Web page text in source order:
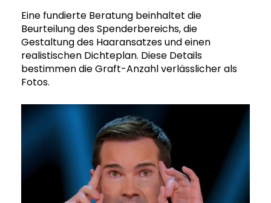
Eine fundierte Beratung beinhaltet die
Beurteilung des Spenderbereichs, die
Gestaltung des Haaransatzes und einen
realistischen Dichteplan. Diese Details
bestimmen die Graft-Anzahl verlässlicher als
Fotos.